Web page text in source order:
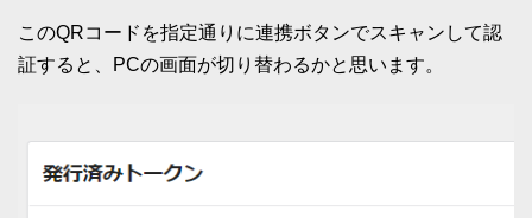
このQRコードを指定通りに連携ボタンでスキャンして認
証すると、PCの画面が切り替わるかと思います。